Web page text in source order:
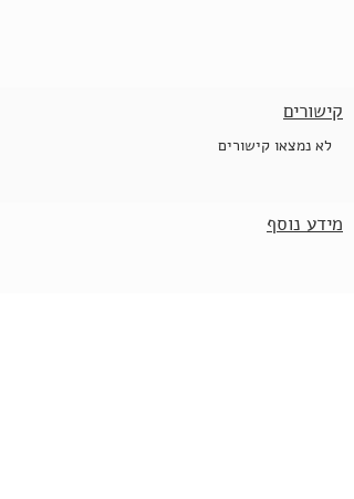
קישורים
לא נמצאו קישורים
מידע נוסף